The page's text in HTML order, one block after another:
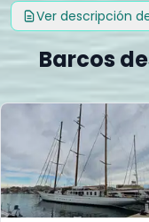
Ver descripción
Barcos